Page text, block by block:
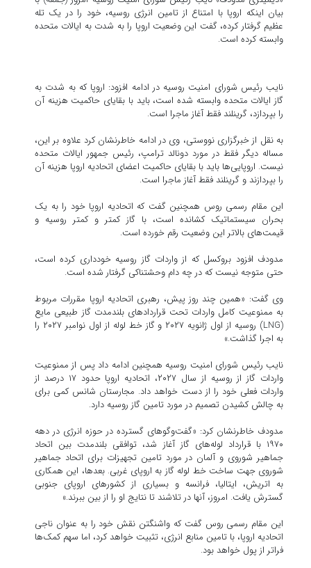
بیان اینکه اروپا با امتناع از تامین انرژی روسیه، خود را در یک تله
عظیم گرفتار کرده، گفت این وضعیت اروپا را به شدت به ایالات متحده
وابسته کرده است.
نایب رئیس شورای امنیت روسیه در ادامه افزود: اروپا که به شدت به
گاز ایالات متحده وابسته شده است، باید با بقایای حاکمیت هزینه آن
را بپردازد، گرینلند فقط آغاز ماجرا است.
به نقل از خبرگزاری نووستی، وی در ادامه خاطرنشان کرد علاوه بر این،
مساله دیگر فقط در مورد دونالد ترامپ، رئیس جمهور ایالات متحده
نیست. اروپایی‌ها باید با بقایای حاکمیت اعضای اتحادیه اروپا هزینه آن
را بپردازند و گرینلند فقط آغاز ماجرا است.
این مقام رسمی روس همچنین گفت که اتحادیه اروپا خود را به یک
بحران سیستماتیک کشانده است، با گاز کمتر و کمتر روسیه و
قیمت‌های بالاتر این وضعیت رقم خورده است.
مدودف افزود بروکسل که از واردات گاز روسیه خودداری کرده است،
حتی متوجه نیست که در چه دام وحشتناکی گرفتار شده است.
وی گفت: «همین چند روز پیش، رهبری اتحادیه اروپا مقررات مربوط
به ممنوعیت کامل واردات تحت قراردادهای بلندمدت گاز طبیعی مایع
(LNG) روسیه از اول ژانویه ۲۰۲۷ و گاز خط لوله از اول نوامبر ۲۰۲۷ را
به اجرا گذاشت.»
نایب رئیس شورای امنیت روسیه همچنین ادامه داد پس از ممنوعیت
واردات گاز از روسیه از سال ۲۰۲۷، اتحادیه اروپا حدود ۱۷ درصد از
واردات فعلی خود را از دست خواهد داد. مجارستان شانس کمی برای
به چالش کشیدن تصمیم در مورد تامین گاز روسیه دارد.
مدودف خاطرنشان کرد: «گفت‌وگوهای گسترده در حوزه انرژی در دهه
۱۹۷۰ با قرارداد لوله‌های گاز آغاز شد، توافقی بلندمدت بین اتحاد
جماهیر شوروی و آلمان در مورد تامین تجهیزات برای اتحاد جماهیر
شوروی جهت ساخت خط لوله گاز به اروپای غربی. بعدها، این همکاری
به اتریش، ایتالیا، فرانسه و بسیاری از کشورهای اروپای جنوبی
گسترش یافت. امروز، آنها در تلاشند تا نتایج او را از بین ببرند.»
این مقام رسمی روس گفت که واشنگتن نقش خود را به عنوان ناجی
اتحادیه اروپا، با تامین منابع انرژی، تثبیت خواهد کرد، اما سهم کمک‌ها
فراتر از پول خواهد بود.